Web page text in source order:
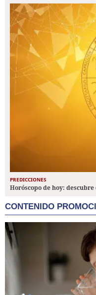
PREDICCIONES
Horóscopo de hoy:
CONTENIDO